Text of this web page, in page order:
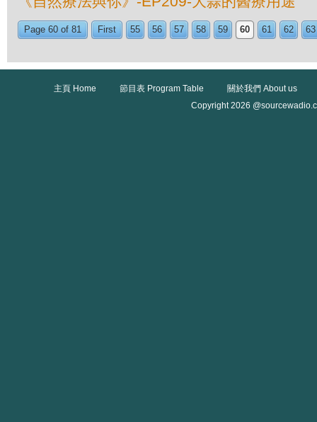
Page 60 of 81 First 55 56 57 58 59 60 61 62 63
主頁 Home 節目表 Program Table
關於我們 About us
Copyright 2026